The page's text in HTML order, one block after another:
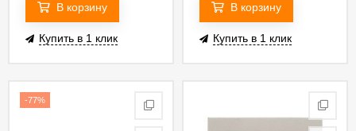
В корзину
Купить в 1 клик
В корзину
Купить в 1 клик
-77%